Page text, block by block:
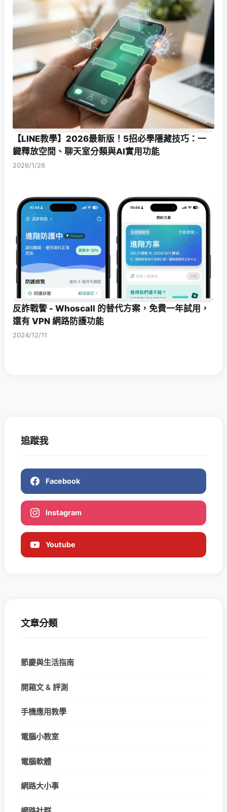
【LINE教學】2026最新版！5招必學隱藏技巧：一
鍵釋放空間、聊天室分類與AI實用功能
2026/1/26
反詐戰警 - Whoscall 的替代方案，免費一年試用，
還有 VPN 網路防護功能
2024/12/11
追蹤我
Facebook
Instagram
Youtube
文章分類
節慶與生活指南
開箱文 & 評測
手機應用教學
電腦小教室
電腦軟體
網路大小事